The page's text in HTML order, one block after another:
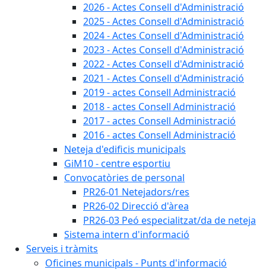
2026 - Actes Consell d'Administració
2025 - Actes Consell d'Administració
2024 - Actes Consell d'Administració
2023 - Actes Consell d'Administració
2022 - Actes Consell d'Administració
2021 - Actes Consell d'Administració
2019 - actes Consell Administració
2018 - actes Consell Administració
2017 - actes Consell Administració
2016 - actes Consell Administració
Neteja d'edificis municipals
GiM10 - centre esportiu
Convocatòries de personal
PR26-01 Netejadors/res
PR26-02 Direcció d'àrea
PR26-03 Peó especialitzat/da de neteja
Sistema intern d'informació
Serveis i tràmits
Oficines municipals - Punts d'informació